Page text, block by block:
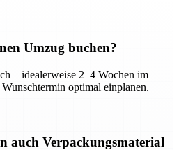
Umzug buchen?
– idealerweise 2–4 Wochen im
optimal einplanen.
auch Verpackungsmaterial